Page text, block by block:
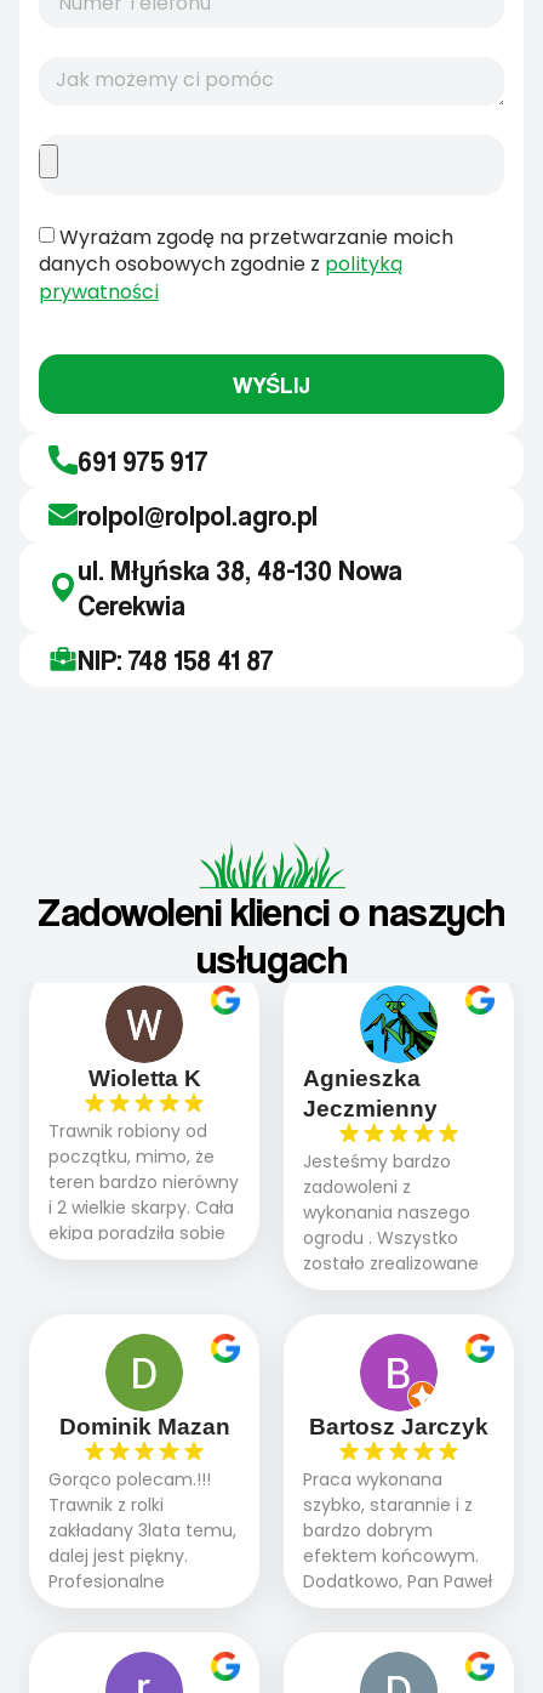
Wyrażam zgodę na przetwarzanie moich
danych osobowych zgodnie z polityką
prywatności
WYŚLIJ
691 975 917
rolpol@rolpol.agro.pl
ul. Młyńska 38, 48-130 Nowa
Cerekwia
NIP: 748 158 41 87
Zadowoleni klienci o naszych
usługach
Wioletta K
Trawnik robiony od
początku, mimo, że
teren bardzo nierówny
i 2 wielkie skarpy. Cała
ekipa poradziła sobie
WSPANIALE od
panowie wiedzą co
robią. Wszystko poszło
sprawnie i szybko.
Doradztwo w
pielęgnacji trawnika
teraz i na późniejszym
etapie jest dużym
plusem. Teraz razem
z dzieckiem i małym
pieskiem cieszymy się
pięknym trawnikiem :)
A trawa robi efekt
Agnieszka
Jeczmienny
Jesteśmy bardzo
zadowoleni z
wykonania naszego
ogrodu . Wszystko
zostało zrealizowane
fachowo, rzetelnie i
oczekiwaniami. Prace
przebiegały sprawnie
dzięki temu,że firma
działa kompleksowo :
ogrodnictwo,nawodnienie,
brukarstwo.Efekt
końcowy przerósł
nasze oczekiwania.
Polecamy tę firmę
wszystkim , którzy
marzą o pięknym
Dominik Mazan
Gorąco polecam.!!!
Trawnik z rolki
zakładany 3lata temu,
dalej jest piękny.
Profesjonalne
podejście do pracy,
2 zlecenia na rolkę.
Polecam.
Bartosz Jarczyk
Praca wykonana
szybko, starannie i z
bardzo dobrym
efektem końcowym.
Dodatkowo, Pan Paweł
chętnie udziela porad